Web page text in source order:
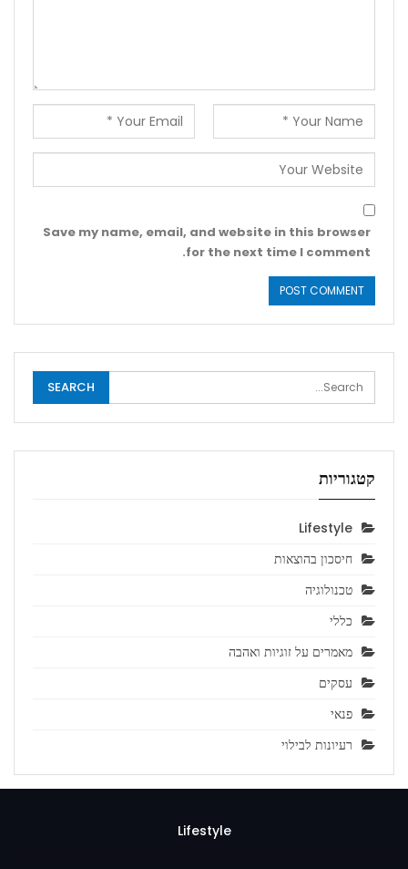
Save my name, email, and website in this browser
for the next time I comment.
קטגוריות
Lifestyle
חיסכון בהוצאות
טכנולוגיה
כללי
מאמרים על זוגיות ואהבה
עסקים
פנאי
רעיונות לבילוי
Lifestyle